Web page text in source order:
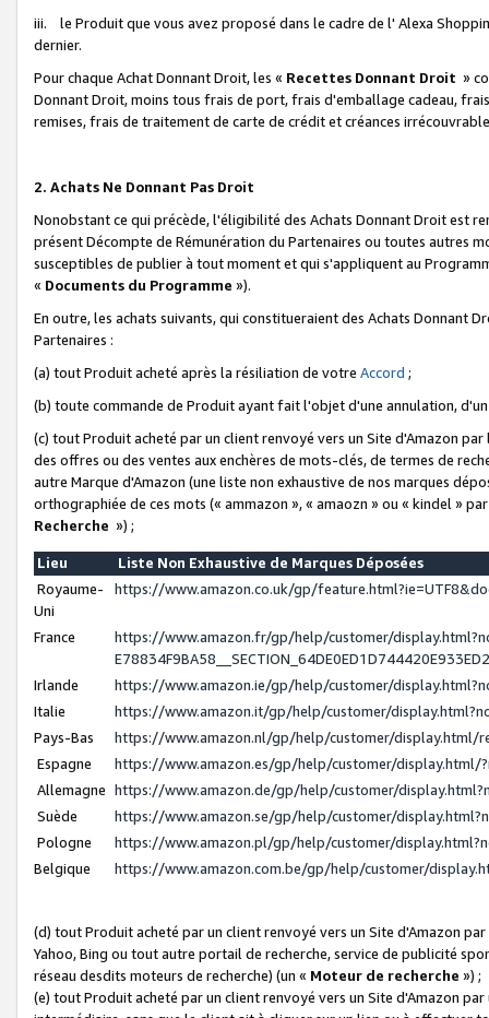
iii. le Produit que vous avez proposé dans le cadre de l' Alexa
dernier.
Pour chaque Achat Donnant Droit, les « Recettes Donnant Droit »
Donnant Droit, moins tous frais de port, frais d'emballage cadeau,
remises, frais de traitement de carte de crédit et créances
2. Achats Ne Donnant Pas Droit
Nonobstant ce qui précède, l'éligibilité des Achats Donnant Droit est
présent Décompte de Rémunération du Partenaires ou toutes autres
susceptibles de publier à tout moment et qui s'appliquent au
« Documents du Programme »).
En outre, les achats suivants, qui constitueraient des Achats Donnant
Partenaires :
(a) tout Produit acheté après la résiliation de votre Accord ;
(b) toute commande de Produit ayant fait l'objet d'une annulation,
(c) tout Produit acheté par un client renvoyé vers un Site d'Amazon
des offres ou des ventes aux enchères de mots-clés, de termes de
autre Marque d'Amazon (une liste non exhaustive de nos marques
orthographiée de ces mots (« ammazon », « amaozn » ou « kindel »
Recherche ») ;
Lieu
Liste Non Exhaustive de Marques Déposées
Royaume-
Uni
https://www.amazon.co.uk/gp/
France
https://www.amazon.fr/gp/help/customer/
Irlande
https://www.amazon.ie/gp/help/customer/
Italie
https://www.amazon.it/gp/help/customer/
Pays-Bas
https://www.amazon.nl/gp/help/customer/display.html/
Espagne
https://www.amazon.es/gp/help/customer/display.html/
Allemagne https://www.amazon.de/gp/help/customer/
Suède
https://www.amazon.se/gp/help/customer/
Pologne
https://www.amazon.pl/gp/help/customer/
Belgique
https://www.amazon.com.be/gp/help/customer/
(d) tout Produit acheté par un client renvoyé vers un Site d'Amazon
Yahoo, Bing ou tout autre portail de recherche, service de publicité
réseau desdits moteurs de recherche) (un « Moteur de recherche ») ;
(e) tout Produit acheté par un client renvoyé vers un Site d'Amazon